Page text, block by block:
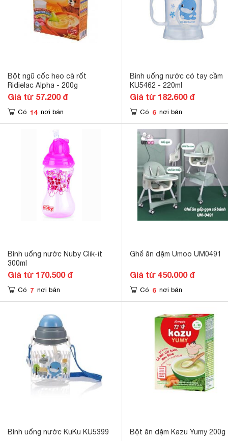
Bột ngũ cốc heo cà rốt
Ridielac Alpha - 200g
Giá từ 57.200 đ
Có 14 nơi bán
Bình uống nước có tay cầm
KU5462 - 220ml
Giá từ 182.600 đ
Có 6 nơi bán
Bình uống nước Nuby Clik-it
300ml
Giá từ 170.500 đ
Có 7 nơi bán
Ghế ăn dặm Umoo UM0491
Giá từ 450.000 đ
Có 6 nơi bán
Bình uống nước KuKu KU5399 Bột ăn dặm Kazu Yumy 200g